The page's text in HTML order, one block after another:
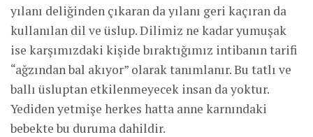
yılanı deliğinden çıkaran da yılanı geri kaçıran da
kullanılan dil ve üslup. Dilimiz ne kadar yumuşak
ise karşımızdaki kişide bıraktığımız intibanın tarifi
“ağzından bal akıyor” olarak tanımlanır. Bu tatlı ve
ballı üsluptan etkilenmeyecek insan da yoktur.
Yediden yetmişe herkes hatta anne karnındaki
bebekte bu duruma dahildir.